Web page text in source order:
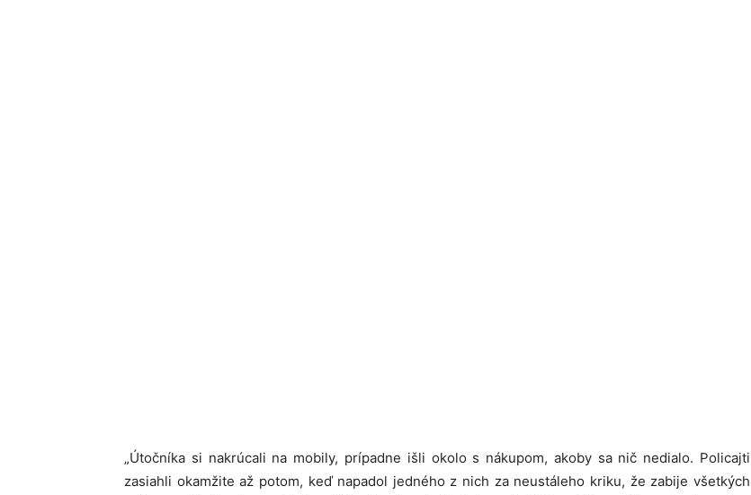
„Útočníka si nakrúcali na mobily, prípadne išli okolo s nákupom, akoby sa nič nedialo. Policajti
zasiahli okamžite až potom, keď napadol jedného z nich za neustáleho kriku, že zabije všetkých